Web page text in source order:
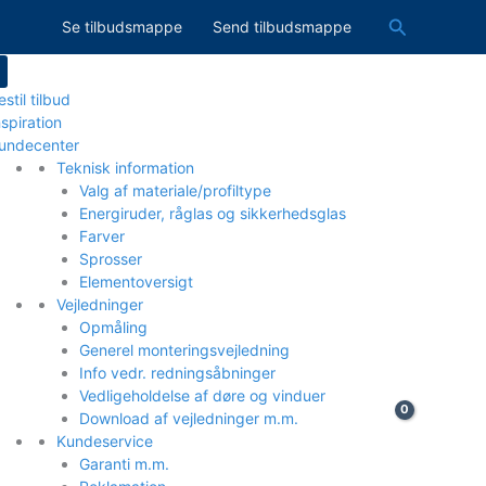
Se tilbudsmappe Send tilbudsmappe Søg
tilbud
Teknisk information
Valg af materiale/profiltype
Energiruder, råglas og sikkerhedsglas
Farver
Sprosser
Elementoversigt
Vejledninger
Opmåling
Generel monteringsvejledning
Info vedr. redningsåbninger
Vedligeholdelse af døre og vinduer
Download af vejledninger m.m.
Kundeservice
Garanti m.m.